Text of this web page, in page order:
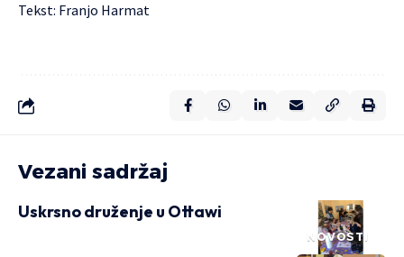
Tekst: Franjo Harmat
Vezani sadržaj
NOVOSTI
Uskrsno druženje u Ottawi